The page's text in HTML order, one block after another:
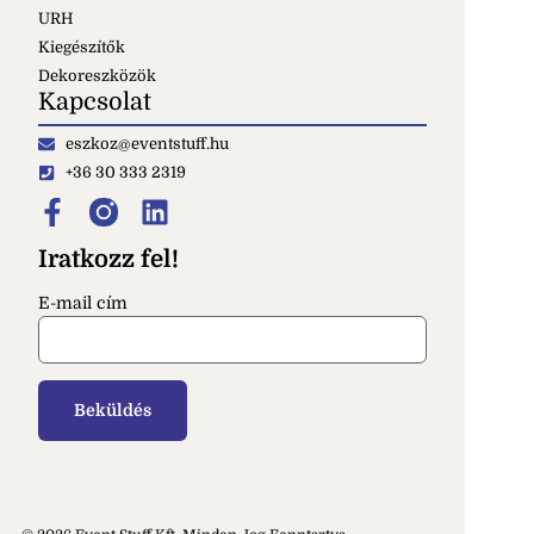
URH
Kiegészítők
Dekoreszközök
Kapcsolat
eszkoz@eventstuff.hu
+36 30 333 2319
Iratkozz fel!
E-mail cím